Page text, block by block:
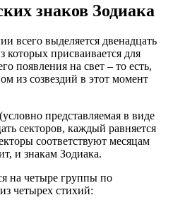
знаков Зодиака
всего выделяется двенадцать
которых присваивается для
появления на свет – то есть,
из созвездий в этот момент
представляемая в виде
секторов, каждый равняется
соответствуют месяцам
и знакам Зодиака.
на четыре группы по
четырех стихий: